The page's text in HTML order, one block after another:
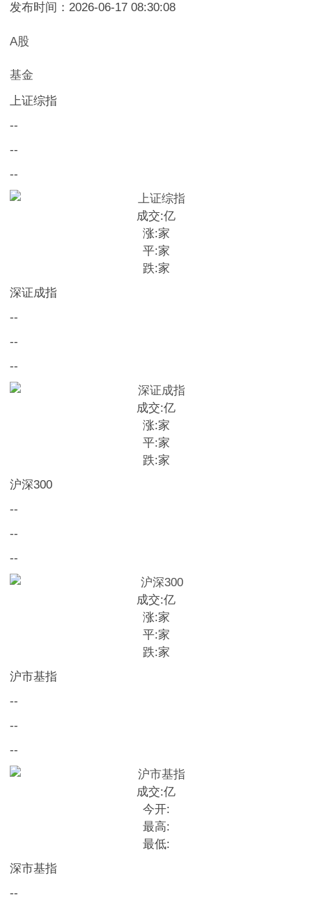
发布时间：2026-06-17 08:30:08
A股
基金
上证综指
--
--
--
成交:亿
涨:家
平:家
跌:家
深证成指
--
--
--
成交:亿
涨:家
平:家
跌:家
沪深300
--
--
--
成交:亿
涨:家
平:家
跌:家
沪市基指
--
--
--
成交:亿
今开:
最高:
最低:
深市基指
--